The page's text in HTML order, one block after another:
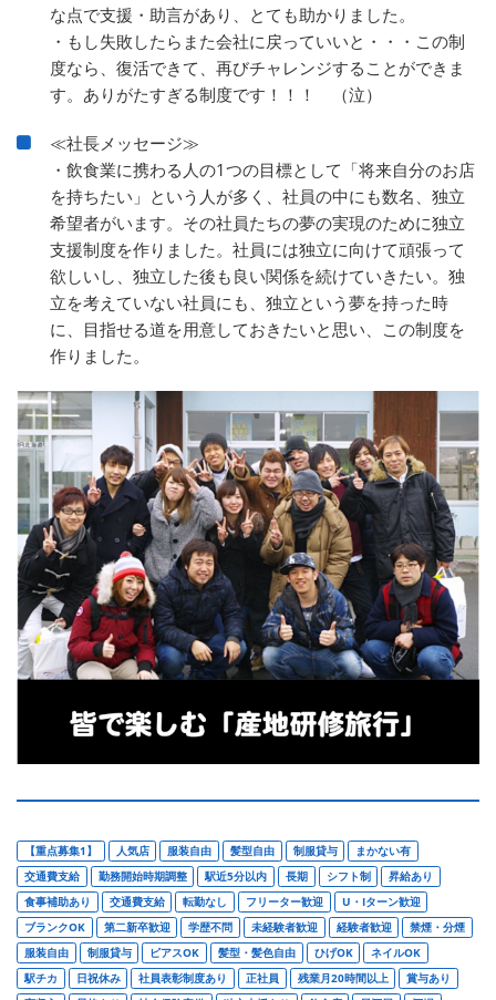
な点で支援・助言があり、とても助かりました。
・もし失敗したらまた会社に戻っていいと・・・この制
度なら、復活できて、再びチャレンジすることができま
す。ありがたすぎる制度です！！！ （泣）
≪社長メッセージ≫
・飲食業に携わる人の1つの目標として「将来自分のお店
を持ちたい」という人が多く、社員の中にも数名、独立
希望者がいます。その社員たちの夢の実現のために独立
支援制度を作りました。社員には独立に向けて頑張って
欲しいし、独立した後も良い関係を続けていきたい。独
立を考えていない社員にも、独立という夢を持った時
に、目指せる道を用意しておきたいと思い、この制度を
作りました。
【重点募集1】 人気店 服装自由 髪型自由 制服貸与
まかない有
交通費支給
勤務開始時期調整 駅近5分以内 長期 シフト制
昇給あり
食事補助あり
交通費支給 転勤なし フリーター歓迎
U・Iターン歓迎
ブランクOK
第二新卒歓迎 学歴不問 未経験者歓迎 経験者歓迎
禁煙・分煙
服装自由
制服貸与 ピアスOK 髪型・髪色自由 ひげOK
ネイルOK
駅チカ
日祝休み 社員表彰制度あり 正社員 残業月20時間以上
賞与あり